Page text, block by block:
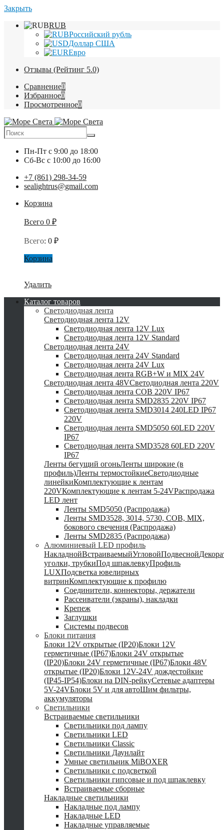
Закрыть
RUB
Российский рубль
Доллар США
Евро
Отзывы (Рейтинг 5.0)
Сравнение0
Избранное0
Просмотренное0
Пн-Пт с 9:00 до 18:00
Сб-Вс с 10:00 до 16:00
+7 (861) 298-34-59
sealightrus@gmail.com
Корзина
Всего 0 ₽
Всего: 0 ₽
Корзина
Удалить
Каталог товаров
Светодиодная лента
Светодиодная лента 12V
Светодиодная лента 12V Lux
Светодиодная лента 12V Standard
Светодиодная лента 24V
Светодиодная лента 24V Standard
Светодиодная лента 24V Lux
Светодиодная лента RGB+W и MIX 24V
Светодиодная лента 48VСветодиодная лента 220V
Светодиодная лента COB 220V IP67
Светодиодная лента SMD2835 220V IP67
Светодиодная лента SMD3014 240LED IP67
220V
Светодиодная лента SMD5050 60LED 220V
IP67
Светодиодная лента SMD3528 60LED 220V
IP67
Ленты бегущий огоньЛенты широкие (в
профиль)Ленты термостойкиеСветодиодные
линейкиКомплектующие к лентам
220VКомплектующие к лентам 5-24VРаспродажа
LED лент
Ленты SMD5050 (Распродажа)
Ленты SMD3528, 3014, 5730, COB, MIX,
бокового свечения (Распродажа)
Ленты SMD2835 (Распродажа)
Алюминиевый LED профиль
НакладнойВстраиваемыйУгловойПодвесной
уголки, трубкиПод шпаклевкуПрофиль
LUXПодсветка ювелирных
витринКомплектующие к профилю
Соединители, коннекторы, держатели
Рассеиватели (экраны), накладки
Крепеж
Заглушки
Системы подвесов
Блоки питания
Блоки 12V открытые (IP20)Блоки 12V
герметичные (IP67)Блоки 24V открытые
(IP20)Блоки 24V герметичные (IP67)Блоки 48V
открытые (IP20)Блоки 12V-24V дождестойкие
(IP45-IP54)Блоки на DIN-рейкуСетевые адаптеры
5V-24VБлоки 5V и для автоШим фильтры,
аккумуляторы
Светильники
Встраиваемые светильники
Светильники под лампу
Светильники LED
Светильники Classic
Светильники Даунлайт
Умные светильник MiBOXER
Светильники с подсветкой
Светильники гипсовые и под шпаклевку
Встраиваемые сборные
Накладные светильники
Накладные под лампу
Накладные LED
Накладные управляемые